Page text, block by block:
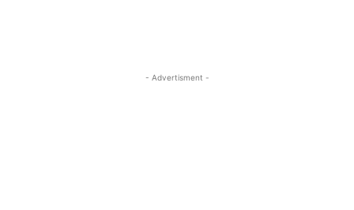
- Advertisment -